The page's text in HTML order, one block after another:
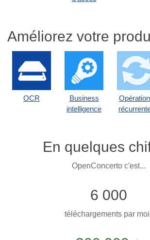
Améliorez votre
OCR
Business
intelligence
En quelques
OpenConcerto c'est...
6 000
téléchargements par